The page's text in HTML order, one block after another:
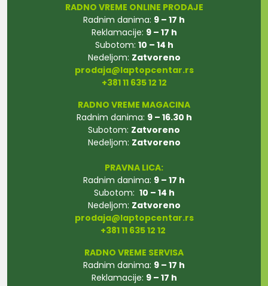
RADNO VREME ONLINE PRODAJE
Radnim danima: 9 – 17 h
Reklamacije: 9 – 17 h
Subotom: 10 – 14 h
Nedeljom: Zatvoreno
prodaja@laptopcentar.rs
+381 11 635 12 12
RADNO VREME MAGACINA
Radnim danima: 9 – 16.30 h
Subotom: Zatvoreno
Nedeljom: Zatvoreno
PRAVNA LICA:
Radnim danima: 9 – 17 h
Subotom: 10 – 14 h
Nedeljom: Zatvoreno
prodaja@laptopcentar.rs
+381 11 635 12 12
RADNO VREME SERVISA
Radnim danima: 9 – 17 h
Reklamacije: 9 – 17 h